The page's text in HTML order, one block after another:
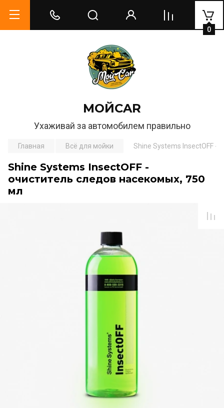
МОЙCAR
Ухаживай за автомобилем правильно
0
Главная Всё для мойки Shine Systems InsectOFF -
Shine Systems InsectOFF -
очиститель следов насекомых, 750
мл